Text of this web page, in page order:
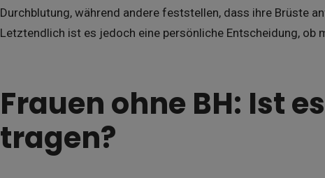
Durchblutung, während andere feststellen, dass ihre Brüste
Letztendlich ist es jedoch eine persönliche Entscheidung, ob
Frauen ohne BH: Ist
tragen?